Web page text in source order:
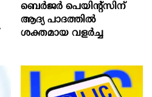
ബെർജർ പെയിന്റ്സിന്
ആദ്യ പാദത്തിൽ
ശക്തമായ വളർച്ച